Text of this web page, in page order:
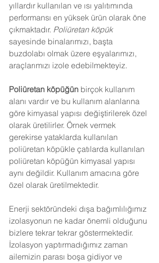
yıllardır kullanılan ve ısı yalıtımında
performansı en yüksek ürün olarak öne
çıkmaktadır. Poliüretan köpük
sayesinde binalarımızı, başta
buzdolabı olmak üzere eşyalarımızı,
araçlarımızı izole edebilmekteyiz.
Poliüretan köpüğün birçok kullanım
alanı vardır ve bu kullanım alanlarına
göre kimyasal yapısı değiştirilerek özel
olarak üretilirler. Örnek vermek
gerekirse yataklarda kullanılan
poliüretan köpükle çatılarda kullanılan
poliüretan köpüğün kimyasal yapısı
aynı değildir. Kullanım amacına göre
özel olarak üretilmektedir.
Enerji sektöründeki dışa bağımlılığımız
izolasyonun ne kadar önemli olduğunu
bizlere tekrar tekrar göstermektedir.
İzolasyon yaptırmadığımız zaman
ailemizin parası boşa gidiyor ve